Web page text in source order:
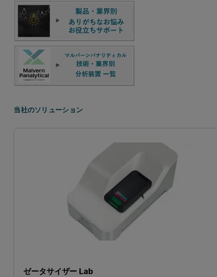
当社のソリューション
ゼータサイザー Lab